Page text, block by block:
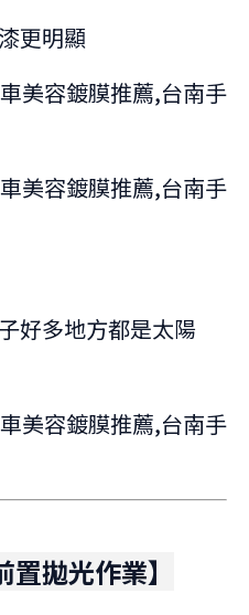
更明顯
好多地方都是太陽
置拋光作業】